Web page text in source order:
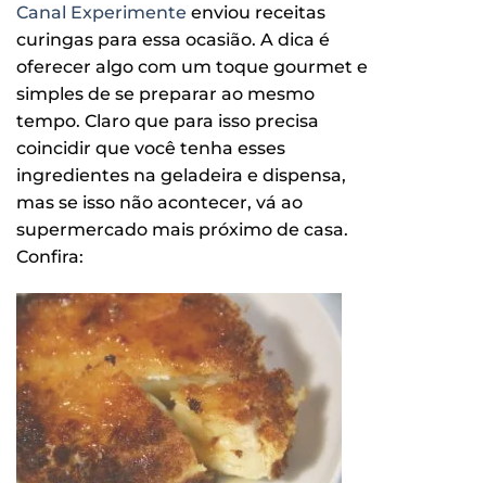
Canal Experimente enviou receitas
curingas para essa ocasião. A dica é
oferecer algo com um toque gourmet e
simples de se preparar ao mesmo
tempo. Claro que para isso precisa
coincidir que você tenha esses
ingredientes na geladeira e dispensa,
mas se isso não acontecer, vá ao
supermercado mais próximo de casa.
Confira: